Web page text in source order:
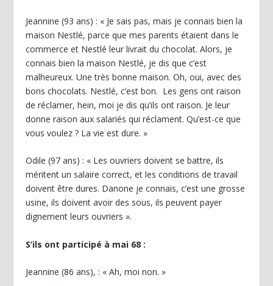
Jeannine (93 ans) : « Je sais pas, mais je connais bien la
maison Nestlé, parce que mes parents étaient dans le
commerce et Nestlé leur livrait du chocolat. Alors, je
connais bien la maison Nestlé, je dis que c’est
malheureux. Une très bonne maison. Oh, oui, avec des
bons chocolats. Nestlé, c’est bon. Les gens ont raison
de réclamer, hein, moi je dis qu’ils ont raison. Je leur
donne raison aux salariés qui réclament. Qu’est-ce que
vous voulez ? La vie est dure. »
Odile (97 ans) : « Les ouvriers doivent se battre, ils
méritent un salaire correct, et les conditions de travail
doivent être dures. Danone je connais, c’est une grosse
usine, ils doivent avoir des sous, ils peuvent payer
dignement leurs ouvriers ».
S’ils ont participé à mai 68 :
Jeannine (86 ans), : « Ah, moi non. »